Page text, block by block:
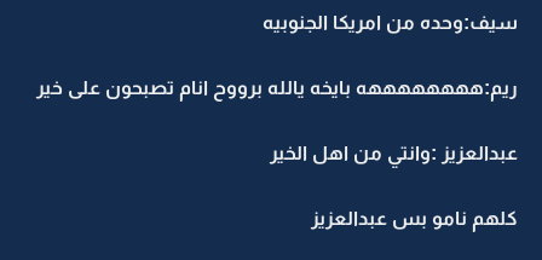
سيف:وحده من امريكا الجنوبيه
ريم:ههههههههه بايخه يالله برووح انام تصبحون على خير
عبدالعزيز :وانتي من اهل الخير
كلهم نامو بس عبدالعزيز